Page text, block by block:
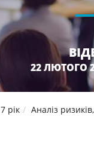
22 ЛЮТОГО
рік
Аналіз